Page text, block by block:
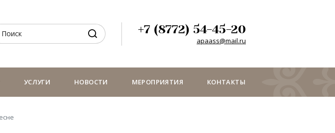
+7 (8772) 54-45-20
apaass@mail.ru
УСЛУГИ НОВОСТИ МЕРОПРИЯТИЯ КОНТАКТЫ